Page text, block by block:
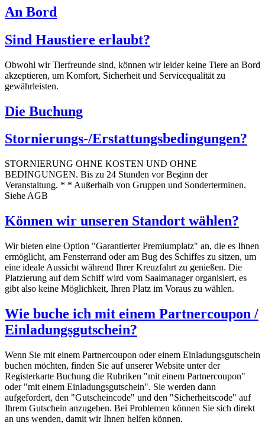
An Bord
Sind Haustiere erlaubt?
Obwohl wir Tierfreunde sind, können wir leider keine Tiere an Bord
akzeptieren, um Komfort, Sicherheit und Servicequalität zu
gewährleisten.
Die Buchung
Stornierungs-/Erstattungsbedingungen?
STORNIERUNG OHNE KOSTEN UND OHNE
BEDINGUNGEN. Bis zu 24 Stunden vor Beginn der
Veranstaltung. * * Außerhalb von Gruppen und Sonderterminen.
Siehe AGB
Können wir unseren Standort wählen?
Wir bieten eine Option "Garantierter Premiumplatz" an, die es Ihnen
ermöglicht, am Fensterrand oder am Bug des Schiffes zu sitzen, um
eine ideale Aussicht während Ihrer Kreuzfahrt zu genießen. Die
Platzierung auf dem Schiff wird vom Saalmanager organisiert, es
gibt also keine Möglichkeit, Ihren Platz im Voraus zu wählen.
Wie buche ich mit einem Partnercoupon /
Einladungsgutschein?
Wenn Sie mit einem Partnercoupon oder einem Einladungsgutschein
buchen möchten, finden Sie auf unserer Website unter der
Registerkarte Buchung die Rubriken "mit einem Partnercoupon"
oder "mit einem Einladungsgutschein". Sie werden dann
aufgefordert, den "Gutscheincode" und den "Sicherheitscode" auf
Ihrem Gutschein anzugeben. Bei Problemen können Sie sich direkt
an uns wenden, damit wir Ihnen helfen können.